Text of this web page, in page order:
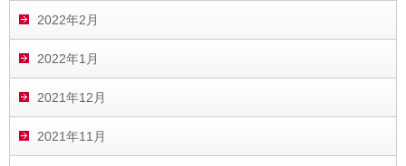
2022年2月
2022年1月
2021年12月
2021年11月